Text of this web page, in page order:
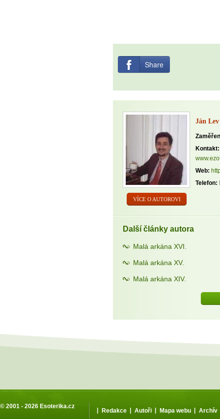
Share
VÍCE O AUTOROVI
Ján Lev
Kontakt:
Web:
Telefon:
Další články autora
Malá arkána XVI.
Malá arkána XV.
Malá arkána XIV.
© 2001 - 2026 Esoterika.cz
| Redakce | Autoři | Mapa webu | Archív